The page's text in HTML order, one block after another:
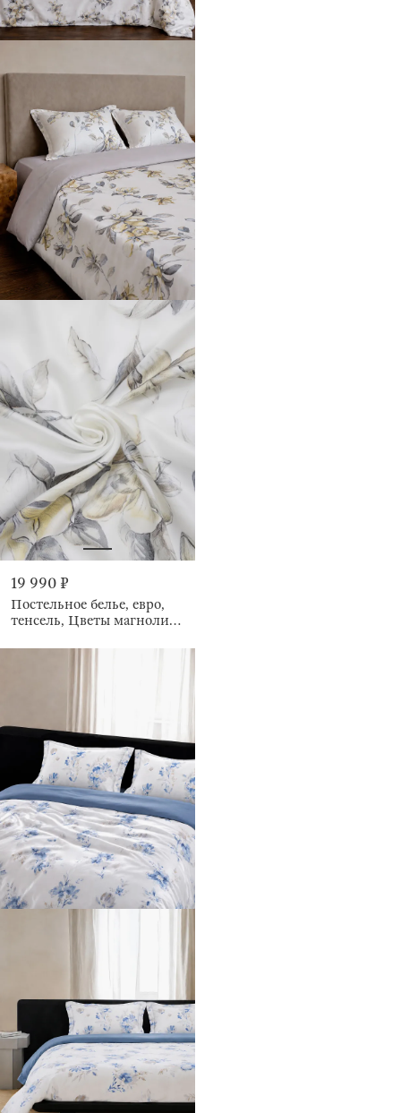
19 990 ₽
Постельное белье, евро,
тенсель, Цветы магнолии,